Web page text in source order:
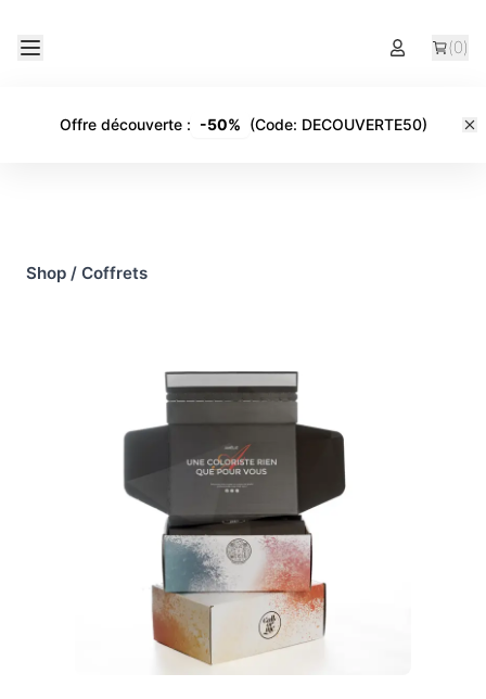
(0)
Offre découverte: -50% (Code: DECOUVERTE50)
Shop / Coffrets